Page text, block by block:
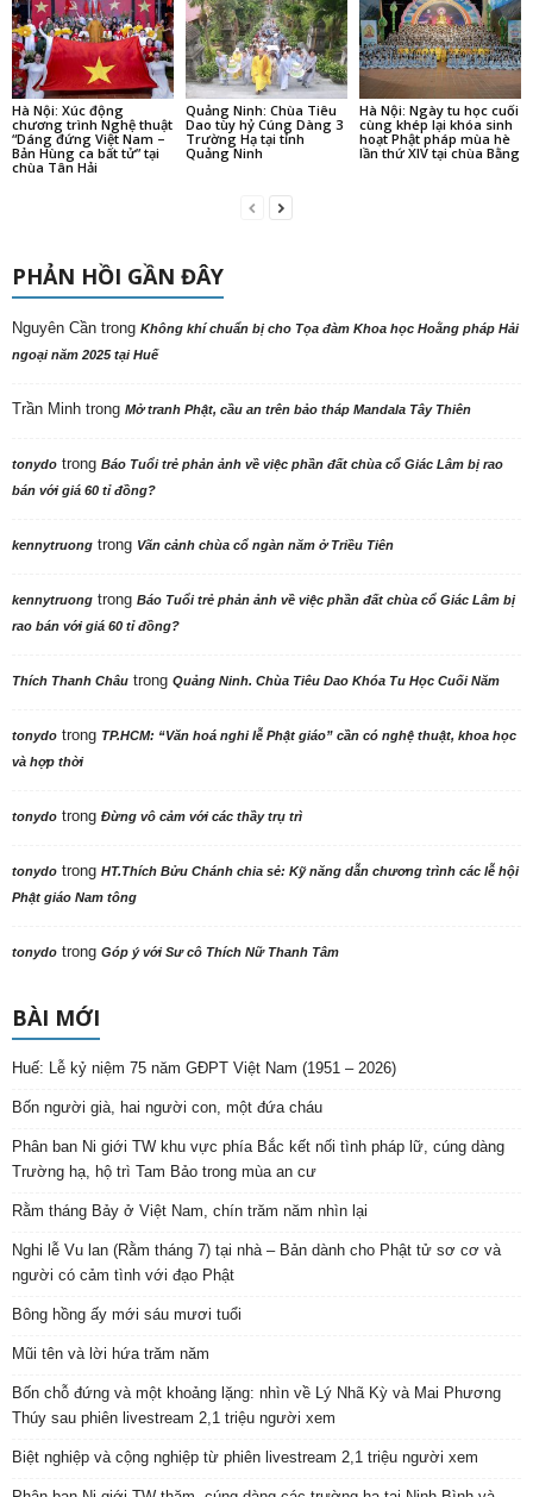
Hà Nội: Xúc động
chương trình Nghệ thuật
“Dáng đứng Việt Nam –
Bản Hùng ca bất tử” tại
chùa Tân Hải
Quảng Ninh: Chùa Tiêu
Dao tùy hỷ Cúng Dàng 3
Trường Hạ tại tỉnh
Quảng Ninh
Hà Nội: Ngày tu học cuối
cùng khép lại khóa sinh
hoạt Phật pháp mùa hè
lần thứ XIV tại chùa Bằng
PHẢN HỒI GẦN ĐÂY
Nguyên Cần trong Không khí chuẩn bị cho Tọa đàm Khoa học Hoằng pháp Hải
ngoại năm 2025 tại Huế
Trần Minh trong Mở tranh Phật, cầu an trên bảo tháp Mandala Tây Thiên
tonydo trong Báo Tuổi trẻ phản ảnh về việc phần đất chùa cổ Giác Lâm bị rao
bán với giá 60 tỉ đồng?
kennytruong trong Vãn cảnh chùa cổ ngàn năm ở Triều Tiên
kennytruong trong Báo Tuổi trẻ phản ảnh về việc phần đất chùa cổ Giác Lâm bị
rao bán với giá 60 tỉ đồng?
Thích Thanh Châu trong Quảng Ninh. Chùa Tiêu Dao Khóa Tu Học Cuối Năm
tonydo trong TP.HCM: “Văn hoá nghi lễ Phật giáo” cần có nghệ thuật, khoa học
và hợp thời
tonydo trong Đừng vô cảm với các thầy trụ trì
tonydo trong HT.Thích Bửu Chánh chia sẻ: Kỹ năng dẫn chương trình các lễ hội
Phật giáo Nam tông
tonydo trong Góp ý với Sư cô Thích Nữ Thanh Tâm
BÀI MỚI
Huế: Lễ kỷ niệm 75 năm GĐPT Việt Nam (1951 – 2026)
Bốn người già, hai người con, một đứa cháu
Phân ban Ni giới TW khu vực phía Bắc kết nối tình pháp lữ, cúng dàng
Trường hạ, hộ trì Tam Bảo trong mùa an cư
Rằm tháng Bảy ở Việt Nam, chín trăm năm nhìn lại
Nghi lễ Vu lan (Rằm tháng 7) tại nhà – Bản dành cho Phật tử sơ cơ và
người có cảm tình với đạo Phật
Bông hồng ấy mới sáu mươi tuổi
Mũi tên và lời hứa trăm năm
Bốn chỗ đứng và một khoảng lặng: nhìn về Lý Nhã Kỳ và Mai Phương
Thúy sau phiên livestream 2,1 triệu người xem
Biệt nghiệp và cộng nghiệp từ phiên livestream 2,1 triệu người xem